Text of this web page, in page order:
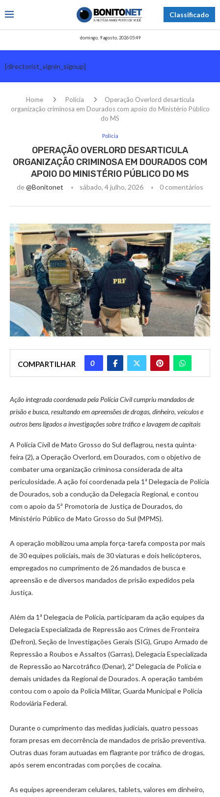
Classificado
domingo, 9 agosto, 2026 05:49
[directorist_signin_signup]
Home Polícia
Operação Overlord desarticula
organização criminosa em Dourados com apoio do Ministério Público
do MS
Polícia
OPERAÇÃO OVERLORD DESARTICULA
ORGANIZAÇÃO CRIMINOSA EM DOURADOS COM
APOIO DO MINISTÉRIO PÚBLICO DO MS
de@bonitonet sábado, 4 julho, 2026 0 comentários
COMPARTILHAR 0
Ação integrada coordenada pela Polícia Civil cumpriu mandados de
prisão e busca, resultando em apreensões de drogas, dinheiro, veículos e
outros bens ligados a investigações sobre tráfico e lavagem de capitais
A Polícia Civil de Mato Grosso do Sul deflagrou, nesta quinta-
feira (2), a Operação Overlord, em Dourados, com o objetivo de
combater uma organização criminosa considerada de alta
periculosidade. A ação foi coordenada pela 1ª Delegacia de Polícia
de Dourados, sob a condução da Delegacia Regional, e contou
com o apoio da 5ª Promotoria de Justiça de Dourados, do
Ministério Público de Mato Grosso do Sul (MPMS).
A operação mobilizou uma ampla força-tarefa composta por mais
de 30 equipes policiais, mais de 30 viaturas e dois helicópteros,
empregados no cumprimento de 26 mandados de busca e
apreensão e de diversos mandados de prisão expedidos pela
Justiça.
Além da 1ª Delegacia de Polícia, participaram da ação equipes da
Delegacia Especializada de Repressão aos Crimes de Fronteira
(Defron), Seção de Investigações Gerais (SIG), Grupo Armado de
Repressão a Roubos e Assaltos (Garras), Delegacia Especializada
de Repressão ao Narcotráfico (Denar), 2ª Delegacia de Polícia e
demais unidades da Regional de Dourados. A operação também
contou com o apoio da Polícia Militar, Guarda Municipal e Polícia
Rodoviária Federal.
Durante o cumprimento das medidas judiciais, quatro pessoas
foram presas em decorrência de mandados de prisão preventiva.
Outras duas foram autuadas em flagrante por tráfico de drogas,
após serem encontradas com porções de cocaína.
As equipes apreenderam celulares, tablets, valores em dinheiro,